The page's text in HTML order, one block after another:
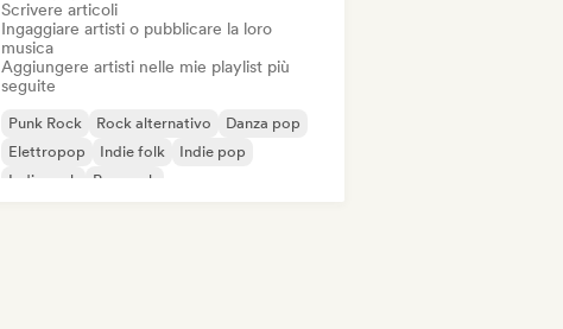
Scrivere articoli
Ingaggiare artisti o pubblicare la loro
musica
Aggiungere artisti nelle mie playlist più
seguite
Punk Rock Rock alternativo
Danza pop
Elettropop
Indie folk
Indie pop
Indie rock
Pop rock